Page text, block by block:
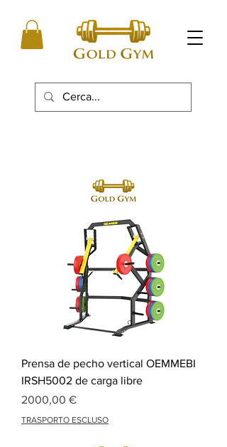
Prensa de pecho vertical OEMMEBI
IRSH5002 de carga libre
Precio
2000,00 €
TRASPORTO ESCLUSO